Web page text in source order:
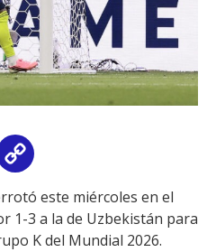
Link
este miércoles en el
1-3 a la de Uzbekistán para
K del Mundial 2026.